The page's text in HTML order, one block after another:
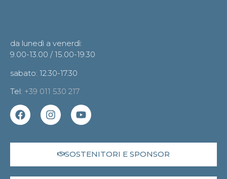
da lunedì a venerdì:
9.00-13.00 / 15.00-19.30
sabato: 12.30-17.30
Tel: +39 011 530 217
SOSTENITORI E SPONSOR